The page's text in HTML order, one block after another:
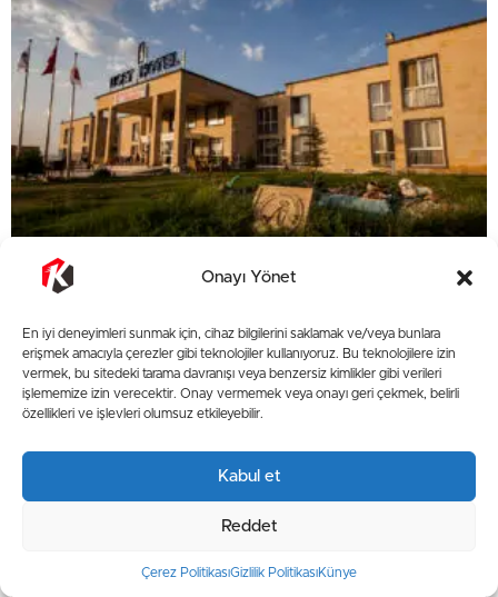
Onayı Yönet
En iyi deneyimleri sunmak için, cihaz bilgilerini saklamak ve/veya bunlara
erişmek amacıyla çerezler gibi teknolojiler kullanıyoruz. Bu teknolojilere izin
vermek, bu sitedeki tarama davranışı veya benzersiz kimlikler gibi verileri
işlememize izin verecektir. Onay vermemek veya onayı geri çekmek, belirli
özellikleri ve işlevleri olumsuz etkileyebilir.
Kabul et
Reddet
Çerez PolitikasıGizlilik PolitikasıKünye
Kayseri Kamu Misafirhaneleri Listesi
Öğretmenevi, Polisevi ve DSİ Fiyatları (2026)